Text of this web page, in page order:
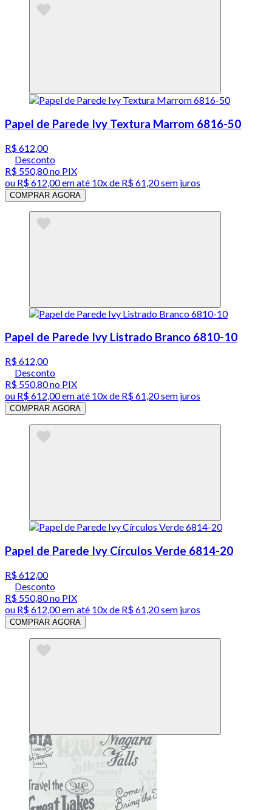
Papel de Parede Ivy Textura Marrom 6816-50
R$ 612,00
Desconto
R$ 550,80no PIX
ou R$ 612,00em até 10x de R$ 61,20 sem juros
COMPRAR AGORA
Papel de Parede Ivy Listrado Branco 6810-10
R$ 612,00
Desconto
R$ 550,80no PIX
ou R$ 612,00em até 10x de R$ 61,20 sem juros
COMPRAR AGORA
Papel de Parede Ivy Círculos Verde 6814-20
R$ 612,00
Desconto
R$ 550,80no PIX
ou R$ 612,00em até 10x de R$ 61,20 sem juros
COMPRAR AGORA